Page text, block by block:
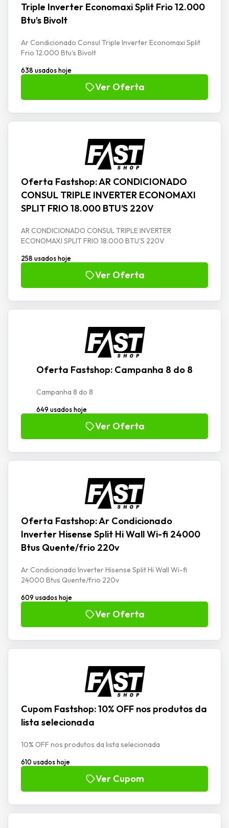
Triple Inverter Economaxi Split Frio 12.000
Btu’s Bivolt
Ar Condicionado Consul Triple Inverter Economaxi Split
Frio 12.000 Btu's Bivolt
638 usados hoje
Ver Oferta
Oferta Fastshop: AR CONDICIONADO
CONSUL TRIPLE INVERTER ECONOMAXI
SPLIT FRIO 18.000 BTU’S 220V
AR CONDICIONADO CONSUL TRIPLE INVERTER
ECONOMAXI SPLIT FRIO 18.000 BTU'S 220V
258 usados hoje
Ver Oferta
Oferta Fastshop: Campanha 8 do 8
Campanha 8 do 8
649 usados hoje
Ver Oferta
Oferta Fastshop: Ar Condicionado
Inverter Hisense Split Hi Wall Wi-fi 24000
Btus Quente/frio 220v
Ar Condicionado Inverter Hisense Split Hi Wall Wi-fi
24000 Btus Quente/frio 220v
609 usados hoje
Ver Oferta
Cupom Fastshop: 10% OFF nos produtos da
lista selecionada
10% OFF nos produtos da lista selecionada
610 usados hoje
Ver Cupom